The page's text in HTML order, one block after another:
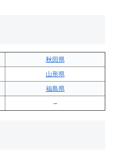
秋田県
山形県
福島県
–